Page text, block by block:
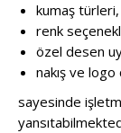
kumaş türleri,
renk
özel desen
nakış ve logo
sayesinde